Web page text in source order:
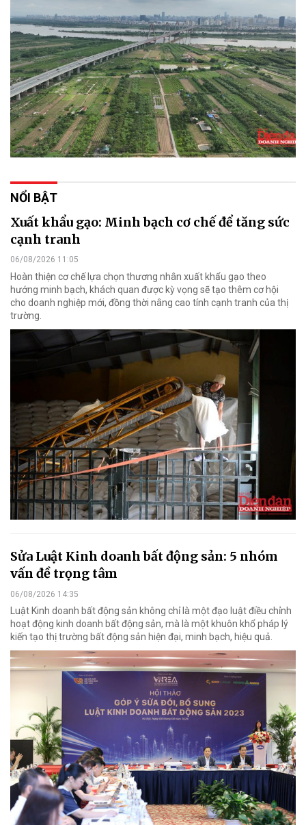
NỔI BẬT
Xuất khẩu gạo: Minh bạch cơ chế để tăng sức
cạnh tranh
06/08/2026 11:05
Hoàn thiện cơ chế lựa chọn thương nhân xuất khẩu gạo theo
hướng minh bạch, khách quan được kỳ vọng sẽ tạo thêm cơ hội
cho doanh nghiệp mới, đồng thời nâng cao tính cạnh tranh của thị
trường.
Sửa Luật Kinh doanh bất động sản: 5 nhóm
vấn đề trọng tâm
06/08/2026 14:35
Luật Kinh doanh bất động sản không chỉ là một đạo luật điều chỉnh
hoạt động kinh doanh bất động sản, mà là một khuôn khổ pháp lý
kiến tạo thị trường bất động sản hiện đại, minh bạch, hiệu quả.